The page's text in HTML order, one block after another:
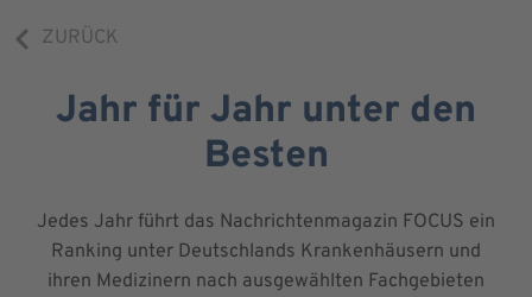
ZURÜCK
Jahr für Jahr unter den
Besten
Jedes Jahr führt das Nachrichtenmagazin FOCUS ein
Ranking unter Deutschlands Krankenhäusern und
ihren Medizinern nach ausgewählten Fachgebieten